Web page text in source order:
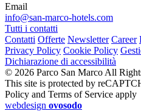
Email
info@san-marco-hotels.com
Tutti i contatti
Contatti Offerte Newsletter Career
Privacy Policy Cookie Policy
Dichiarazione di accessibilità
© 2026 Parco San Marco All
This site is protected by
Policy and Terms of Service apply
webdesign ovosodo